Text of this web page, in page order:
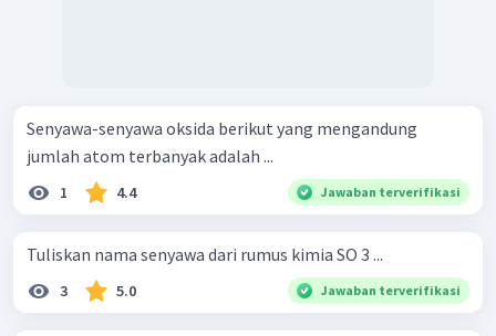
Senyawa-senyawa oksida berikut yang mengandung
jumlah atom terbanyak adalah ...
1 4.4 Jawaban terverifikasi
Tuliskan nama senyawa dari rumus kimia SO 3 ...
3 5.0 Jawaban terverifikasi